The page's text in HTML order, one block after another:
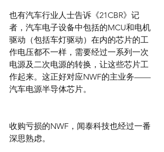
也有汽车行业人士告诉《21CBR》记
者，汽车电子设备中包括的MCU和电机
驱动（包括车灯驱动）在内的芯片的工
作电压都不一样，需要经过一系列一次
电源及二次电源的转换，让这些芯片工
作起来。这正好对应NWF的主业务——
汽车电源半导体芯片。
收购亏损的NWF，闻泰科技也经过一番
深思熟虑。